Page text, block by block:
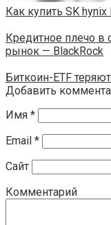
Как купить SK hynix
Кредитное плечо в
рынок — BlackRock
Биткоин-ETF
Добавить
Имя *
Email *
Сайт
Комментарий